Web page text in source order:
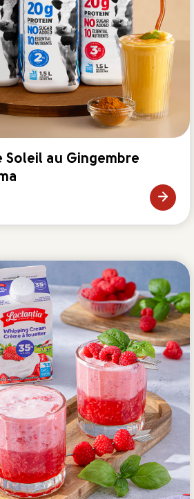
Soleil au Gingembre